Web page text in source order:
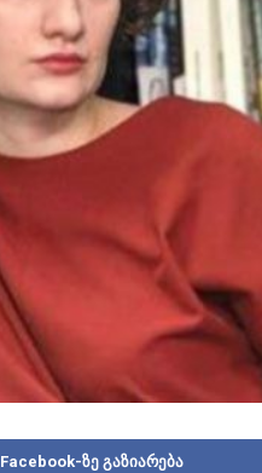
Facebook-ზე გაზიარება